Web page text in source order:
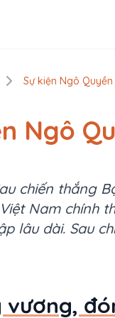
Sự kiện Ngô
Ngô
chiến thắng
Việt Nam chính
lâu dài. Sau